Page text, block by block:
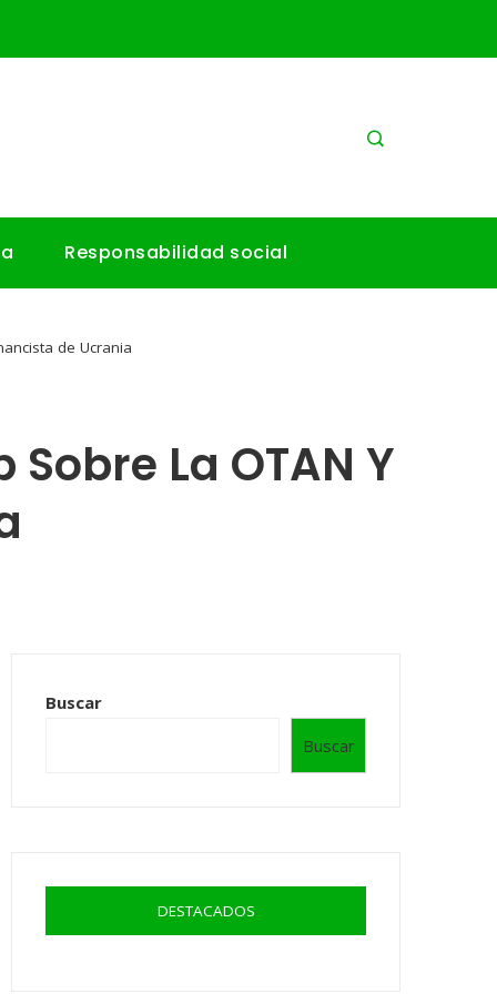
Responsabilidad social
de Ucrania
La OTAN Y
Buscar
Buscar
DESTACADOS